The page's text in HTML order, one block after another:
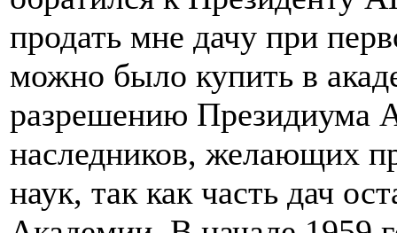
продать мне дачу при
можно было купить в
разрешению Президиума
наследников, желающих
наук, так как часть дач